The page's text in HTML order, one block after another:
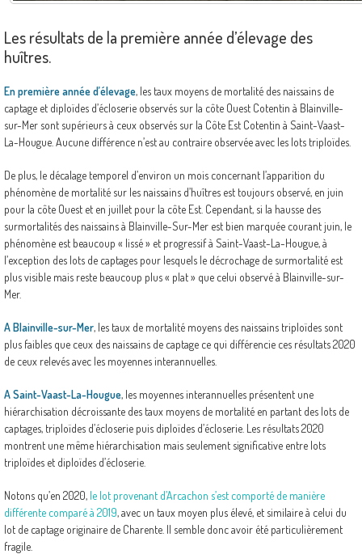
Les résultats de la première année d’élevage des
huîtres.
En première année d’élevage, les taux moyens de mortalité des naissains de
captage et diploïdes d’écloserie observés sur la côte Ouest Cotentin à Blainville-
sur-Mer sont supérieurs à ceux observés sur la Côte Est Cotentin à Saint-Vaast-
La-Hougue. Aucune différence n’est au contraire observée avec les lots triploïdes.
De plus, le décalage temporel d’environ un mois concernant l’apparition du
phénomène de mortalité sur les naissains d’huîtres est toujours observé, en juin
pour la côte Ouest et en juillet pour la côte Est. Cependant, si la hausse des
surmortalités des naissains à Blainville-Sur-Mer est bien marquée courant juin, le
phénomène est beaucoup « lissé » et progressif à Saint-Vaast-La-Hougue, à
l’exception des lots de captages pour lesquels le décrochage de surmortalité est
plus visible mais reste beaucoup plus « plat » que celui observé à Blainville-sur-
Mer.
A Blainville-sur-Mer, les taux de mortalité moyens des naissains triploïdes sont
plus faibles que ceux des naissains de captage ce qui différencie ces résultats 2020
de ceux relevés avec les moyennes interannuelles.
A Saint-Vaast-La-Hougue, les moyennes interannuelles présentent une
hiérarchisation décroissante des taux moyens de mortalité en partant des lots de
captages, triploïdes d’écloserie puis diploïdes d’écloserie. Les résultats 2020
montrent une même hiérarchisation mais seulement significative entre lots
triploïdes et diploïdes d’écloserie.
Notons qu’en 2020, le lot provenant d’Arcachon s’est comporté de manière
différente comparé à 2019, avec un taux moyen plus élevé, et similaire à celui du
lot de captage originaire de Charente. Il semble donc avoir été particulièrement
fragile.